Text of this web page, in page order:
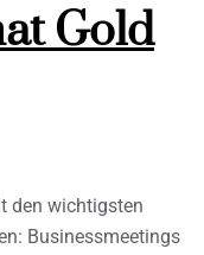
Gold
den wichtigsten
Businessmeetings